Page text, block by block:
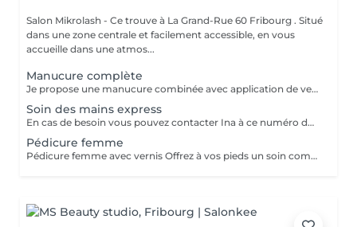
Salon Mikrolash - Ce trouve à La Grand-Rue 60 Fribourg . Situé
dans une zone centrale et facilement accessible, en vous
accueille dans une atmos...
Manucure complète
Je propose une manucure combinée avec application de vernis semi-permanent, idéale pour des ongles soignés, nets et élégants. La prestation comprend la préparation complète de l'ongle (travail des cuticules, limage et mise en forme), afin d'obtenir une base propre et durable. Le vernis semi-permanent est appliqué sur ongles naturels sans rallongement. Je ne réalise pas de nail art : la prestation est dédiée à une finition simple, uniforme et soignée. Parfait pour celles qui souhaitent un résultat naturel, propre et longue tenue.
Soin des mains express
En cas de besoin vous pouvez contacter Ina à ce numéro de téléphone 077/993.83.37
Pédicure femme
Pédicure femme avec vernis Offrez à vos pieds un soin complet et relaxant. La pédicure comprend le nettoyage des ongles, le travail des cuticules, l'élimination des callosités, ainsi que le limage pour un résultat net et soigné. La prestation se termine par l'application d'un vernis classique ou semi-permanent, selon vos envies, pour des pieds élégants et bien entretenus. Tous les instruments et ustensiles utilisés sont soigneusement nettoyés et désinfectés après chaque cliente, dans le respect des règles d'hygiène.